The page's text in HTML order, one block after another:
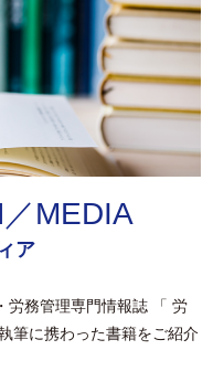
MEDIA
ア
労務管理専門情報誌 「 労
筆に携わった書籍をご紹介